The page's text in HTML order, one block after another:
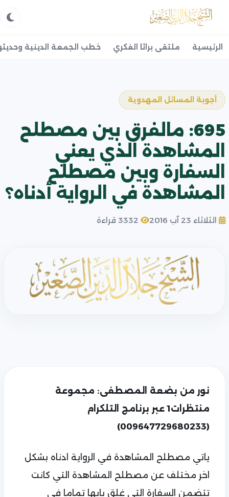
الرئيسية ملتقى براثا الفكري خطب الجمعة الدينية
أجوبة المسائل المهدوية
695: مالفرق بين مصطلح
المشاهدة الذي يعني
السفارة وبين مصطلح
المشاهدة في الرواية أدناه؟
الثلاثاء 23 آب 2016
نور من بضعة المصطفى: مجموعة
منتظرات1 عبر برنامج التلكرام
(009647729680233)
ياتي مصطلح المشاهدة في الرواية ادناه بشكل
اخر مختلف عن مصطلح المشاهدة التي كانت
تتضمن السفارة التي غلق بابها تماما في